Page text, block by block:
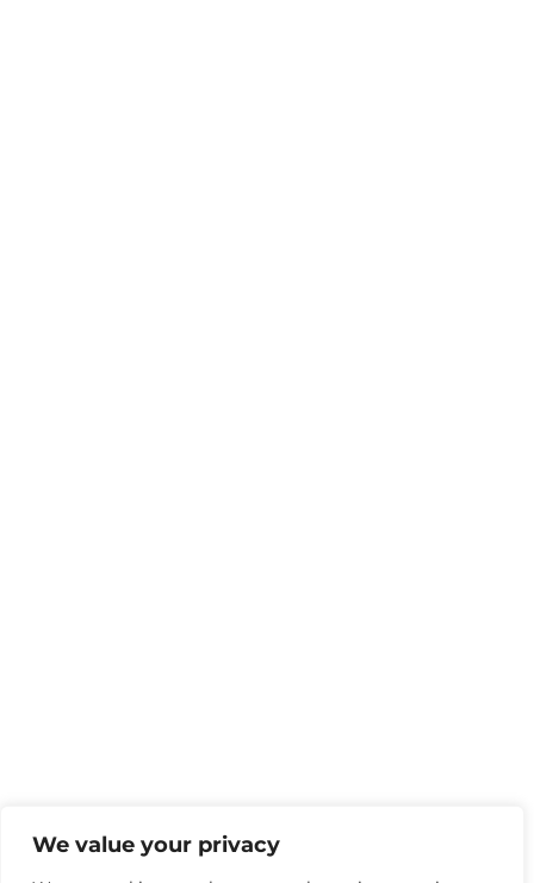
We value your privacy